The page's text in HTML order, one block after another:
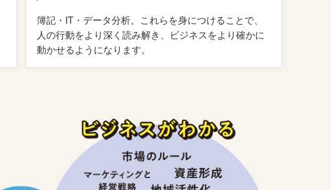
簿記・IT・データ分析。これらを身につけることで、
人の行動をより深く読み解き、ビジネスをより確かに
動かせるようになります。